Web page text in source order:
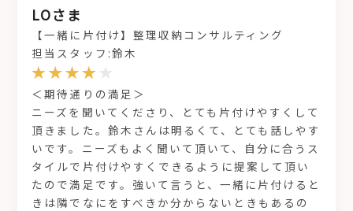
LOさま
【一緒に片付け】整理収納コンサルティング
担当スタッフ:鈴木
＜期待通りの満足＞
ニーズを聞いてくださり、とても片付けやすくして
頂きました。鈴木さんは明るくて、とても話しやす
いです。ニーズもよく聞いて頂いて、自分に合うス
タイルで片付けやすくできるように提案して頂い
たので満足です。強いて言うと、一緒に片付けると
きは隣でなにをすべきか分からないときもあるの